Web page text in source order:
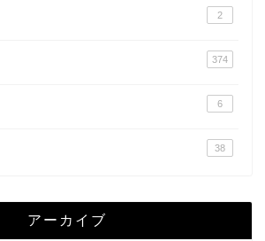
2
374
6
38
アーカイブ